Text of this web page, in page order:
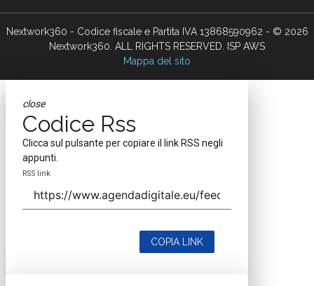
Nextwork360 - Codice fiscale e Partita IVA 13868590962 - © 2026
Nextwork360. ALL RIGHTS RESERVED. ISP AWS
Mappa del sito
close
Codice Rss
Clicca sul pulsante per copiare il link RSS negli
appunti.
RSS link
COPIA LINK